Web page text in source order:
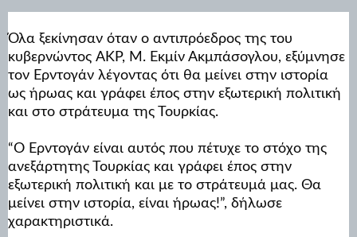
Όλα ξεκίνησαν όταν ο αντιπρόεδρος της του
κυβερνώντος AKP, Μ. Εκμίν Ακμπάσογλου, εξύμνησε
τον Ερντογάν λέγοντας ότι θα μείνει στην ιστορία
ως ήρωας και γράφει έπος στην εξωτερική πολιτική
και στο στράτευμα της Τουρκίας.
“Ο Ερντογάν είναι αυτός που πέτυχε το στόχο της
ανεξάρτητης Τουρκίας και γράφει έπος στην
εξωτερική πολιτική και με το στράτευμά μας. Θα
μείνει στην ιστορία, είναι ήρωας!”, δήλωσε
χαρακτηριστικά.